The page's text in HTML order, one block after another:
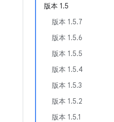
版本 1.5
版本 1.5.7
版本 1.5.6
版本 1.5.5
版本 1.5.4
版本 1.5.3
版本 1.5.2
版本 1.5.1